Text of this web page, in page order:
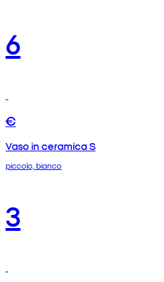
6
€
Vaso in ceramica S
piccolo, bianco
3